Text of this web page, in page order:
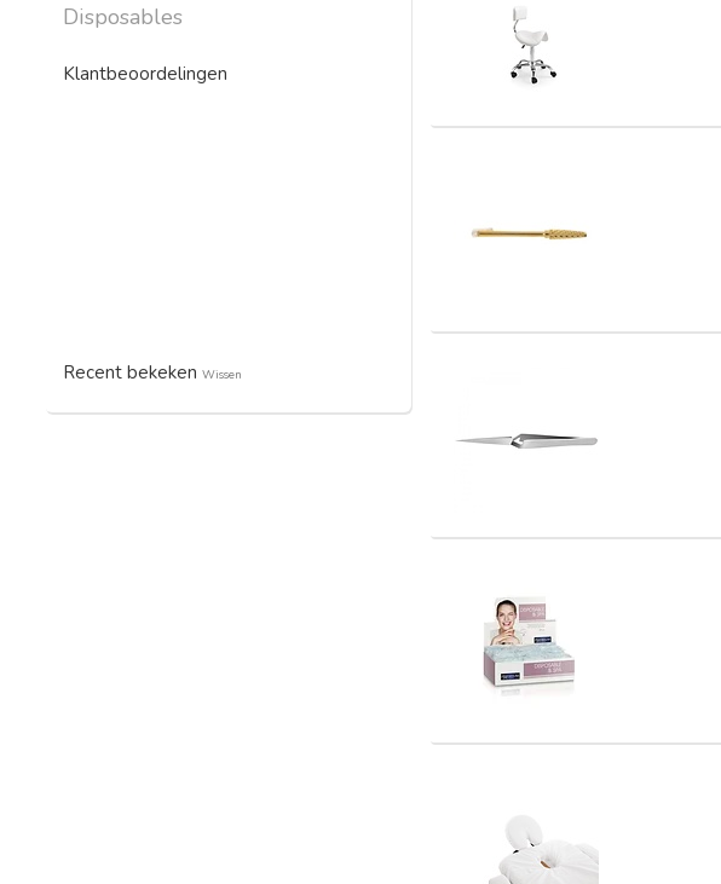
Disposables
Klantbeoordelingen
Recent bekeken Wissen